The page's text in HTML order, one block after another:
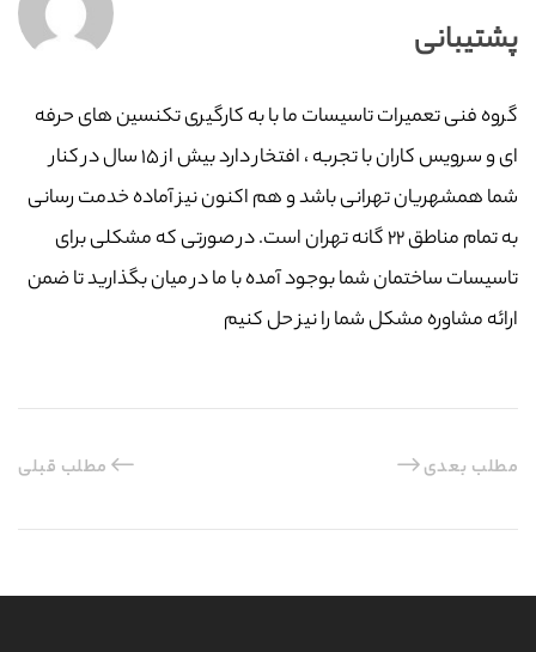
پشتیبانی
گروه فنی تعمیرات تاسیسات ما با به‌ کارگیری تکنسین های حرفه
ای و سرویس کاران با تجربه ، افتخار دارد بیش از ۱۵ سال در کنار
شما همشهریان تهرانی باشد و هم اکنون نیز آماده خدمت رسانی
به تمام مناطق ۲۲ گانه تهران است. در صورتی که مشکلی برای
تاسیسات ساختمان شما بوجود آمده با ما در میان بگذارید تا ضمن
ارائه مشاوره مشکل شما را نیز حل کنیم
مطلب قبلی مطلب بعدی